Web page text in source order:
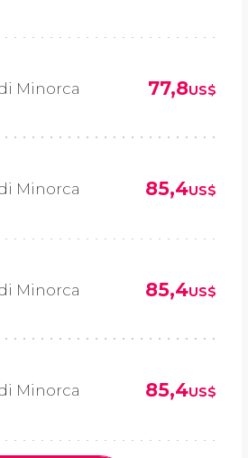
Minorca
77,8US$
Minorca
85,4US$
Minorca
85,4US$
Minorca
85,4US$